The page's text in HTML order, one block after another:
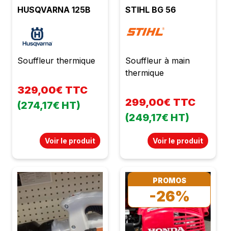
HUSQVARNA 125B
Souffleur thermique
329,00€ TTC
(274,17€ HT)
Voir le produit
STIHL BG 56
Souffleur à main
thermique
299,00€ TTC
(249,17€ HT)
Voir le produit
PROMOS
-26%